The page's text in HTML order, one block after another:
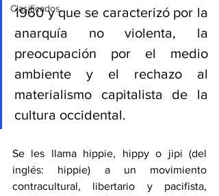
Clasificados
1960 y que se caracterizó por la
anarquía no violenta, la
preocupación por el medio
ambiente y el rechazo al
materialismo capitalista de la
cultura occidental.
Se les llama hippie, hippy o jipi (del
inglés: hippie) a un movimiento
contracultural, libertario y pacifista,